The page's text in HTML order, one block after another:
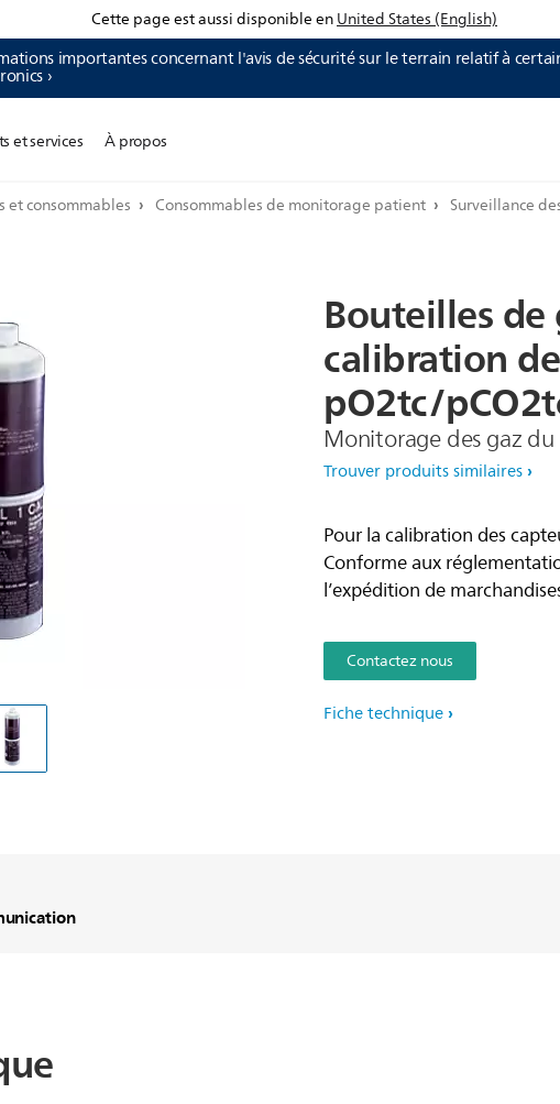
Cette page est aussi disponible enUnited States (English)
importantes concernant l'avis de sécurité sur le terrain relatif à
›
et services À propos
et consommables Consommables de monitorage patient Surveillance
Bouteillesde
calibration
pO2tc/
Monitorage des gaz
Trouver produits similaires
Pour la calibration des
Conforme aux
l’expédition de
Contactez nous
Fiche technique